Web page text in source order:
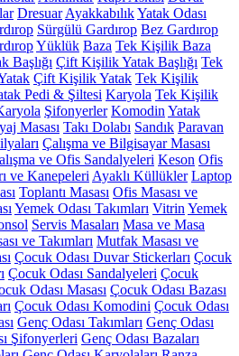
Dresuar AyakkabılıkYatak Odası
Sürgülü Gardırop Bez Gardırop
Yüklük Baza Tek Kişilik Baza
Başlığı Çift Kişilik Yatak Başlığı Tek
Çift Kişilik Yatak Tek Kişilik
Pedi & Şiltesi Karyola Tek Kişilik
Şifonyerler Komodin Yatak
Masası Takı Dolabı Sandık Paravan
Çalışma ve Bilgisayar Masası
ve Ofis Sandalyeleri Keson Ofis
ve Kanepeleri Ayaklı Küllükler Laptop
Toplantı Masası Ofis Masası ve
Yemek Odası Takımları Vitrin Yemek
Servis Masaları Masa ve Masa
ve Takımları Mutfak Masası ve
Çocuk Odası Duvar Stickerları Çocuk
Çocuk Odası Sandalyeleri Çocuk
Odası Masası Çocuk Odası Bazası
Çocuk Odası Komodini Çocuk Odası
Genç Odası Takımları Genç Odası
Şifonyerleri Genç Odası Bazaları